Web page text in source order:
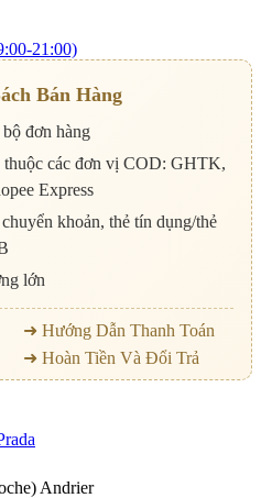
21:00)
Bán Hàng
đơn hàng
các đơn vị COD: GHTK,
Express
khoản, thẻ tín dụng/thẻ
lớn
➜ Hướng Dẫn Thanh Toán
➜ Hoàn Tiền Và Đổi Trả
Andrier